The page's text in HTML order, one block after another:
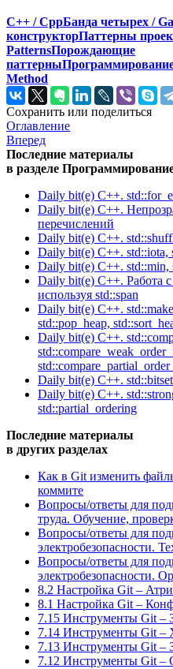
C++ / CppБанда четырех /
конструкторПаттерны
PatternsПорождающие
паттерны
Method
Сохранить или поделиться
Оглавление
Вперед
Последние материалы
в разделе
Daily bit(e) C++.
Daily bit(e) C++.
перечислений
Daily bit(e) C++.
Daily bit(e) C++. std::iota,
Daily bit(e) C++. std::min,
Daily bit(e) C++. Работа
используя std::span
Daily bit(e) C++.
std::pop_heap,
Daily bit(e) C++.
Daily bit(e) C++. std::bitset
Daily bit(e) C++.
std::partial_ordering
Последние материалы
в других разделах
Как в Git изменить
коммите
Вопросы/ответы для
труда. Обучение,
Вопросы/ответы для
электробезопасности.
Вопросы/ответы для
электробезопасности.
8.2 Настройка Git –
8.1 Настройка Git –
7.15 Инструменты Git –
7.14 Инструменты Git
7.13 Инструменты Git –
7.12 Инструменты Git –